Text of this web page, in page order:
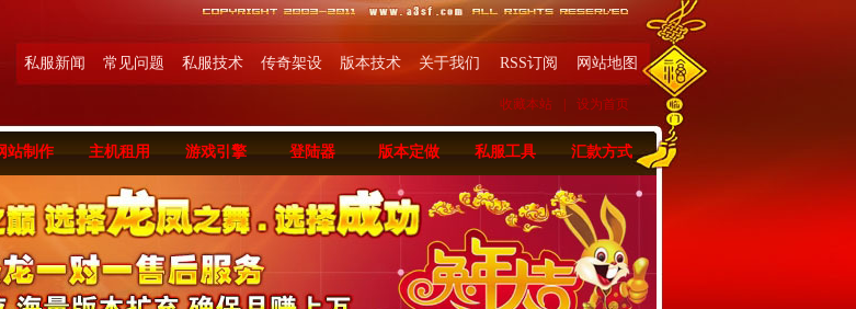
私服新闻 常见问题 私服技术 传奇架设 版本技术 关于我们 RSS订阅 网站地图
收藏本站 设为首页
站制作 主机租用 游戏引擎 登陆器 版本定做 私服工具 汇款方式